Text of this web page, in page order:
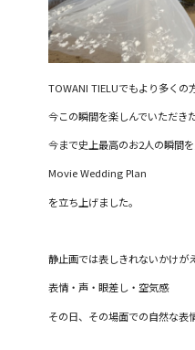
TOWANI TIELUでもより多くの
今この瞬間を楽しんでいただきた
今まで史上最高のお2人の瞬間
Movie Wedding Plan
を立ち上げました。
静止画では表しきれないかけが
表情・声・眼差し・空気感
その日、その場面での自然な